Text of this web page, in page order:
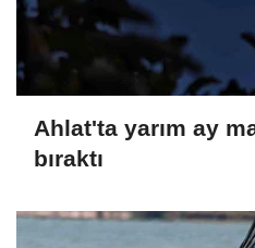
Ahlat'ta yarım ay
bıraktı